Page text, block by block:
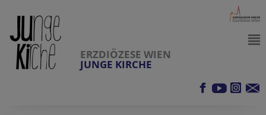
ERZDIÖZESE WIEN
JUNGE KIRCHE